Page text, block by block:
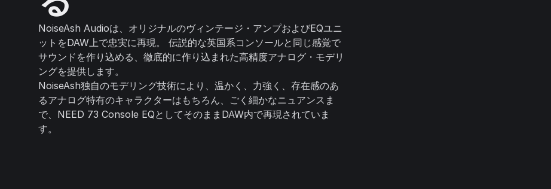
NoiseAsh Audioは、オリジナルのヴィンテージ・アンプおよびEQユニ
ットをDAW上で忠実に再現。 伝説的な英国系コンソールと同じ感覚で
サウンドを作り込める、徹底的に作り込まれた高精度アナログ・モデリ
ングを提供します。‍
NoiseAsh独自のモデリング技術により、温かく、力強く、存在感のあ
るアナログ特有のキャラクターはもちろん、ごく細かなニュアンスま
で、NEED 73 Console EQとしてそのままDAW内で再現されていま
す。